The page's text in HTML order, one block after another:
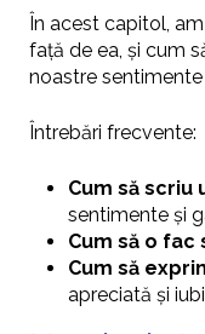
În acest capitol,
față de ea, și cum
noastre sentimente
Întrebări frecvente:
Cum să scriu
sentimente și
Cum să o fac
Cum să
apreciată și